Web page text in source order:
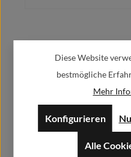
Diese Website
bestmögliche
Mehr
Konfigurieren
Alle